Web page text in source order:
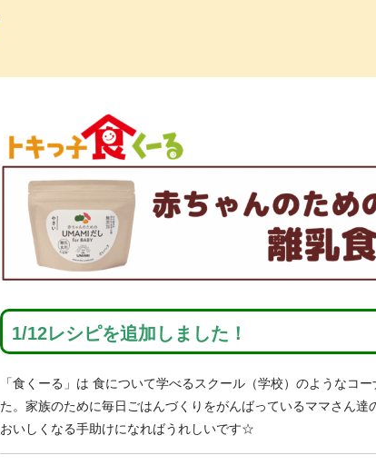
1/12レシピを追加しました！
「食くーる」は 食について学べるスクール（学校）のようなコ
た。家族のために毎日ごはんづくりをがんばっているママさん達
おいしくなる手助けになればうれしいです☆